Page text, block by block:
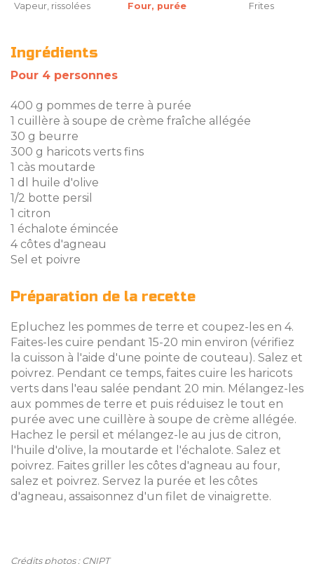
Vapeur, rissolées Four, purée Frites
Ingrédients
Pour 4 personnes
400 g pommes de terre à purée
1 cuillère à soupe de crème fraîche allégée
30 g beurre
300 g haricots verts fins
1 càs moutarde
1 dl huile d'olive
1/2 botte persil
1 citron
1 échalote émincée
4 côtes d'agneau
Sel et poivre
Préparation de la recette
Epluchez les pommes de terre et coupez-les en 4.
Faites-les cuire pendant 15-20 min environ (vérifiez
la cuisson à l'aide d'une pointe de couteau). Salez et
poivrez. Pendant ce temps, faites cuire les haricots
verts dans l'eau salée pendant 20 min. Mélangez-les
aux pommes de terre et puis réduisez le tout en
purée avec une cuillère à soupe de crème allégée.
Hachez le persil et mélangez-le au jus de citron,
l'huile d'olive, la moutarde et l'échalote. Salez et
poivrez. Faites griller les côtes d'agneau au four,
salez et poivrez. Servez la purée et les côtes
d'agneau, assaisonnez d'un filet de vinaigrette.
Crédits photos : CNIPT